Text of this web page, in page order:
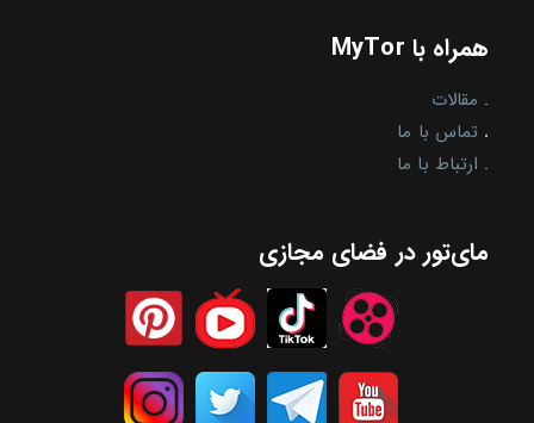
همراه با MyTor
. مقالات
. تماس با ما
. ارتباط با ما
مای‌تور در فضای مجازی